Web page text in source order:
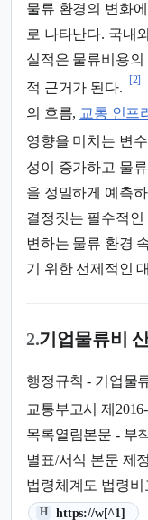
물류 환경의 변화
로 나타난다. 국내
실적은 물류비용의
적 근거가 된다.
[2]
의 흐름, 교통 인프
영향을 미치는 변
성이 증가하고 물
을 정밀하게 예측
결정짓는 필수적
변하는 물류 환경
기 위한 선제적인
2.기업물류비
행정규칙 - 기업물
교통부고시 제
목록열림본문 - 부
별표/서식 본문 제
법령체계도 법령
H https://w[^1]
(새 탭에서 열림)